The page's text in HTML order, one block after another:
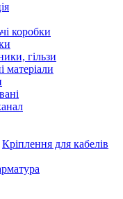
коробки
гільзи
матеріали
Кріплення для кабелів